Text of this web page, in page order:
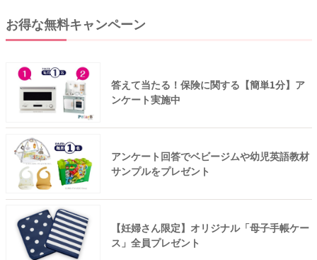
お得な無料キャンペーン
答えて当たる！保険に関する【簡単1分】ア
ンケート実施中
アンケート回答でベビージムや幼児英語教材
サンプルをプレゼント
【妊婦さん限定】オリジナル「母子手帳ケー
ス」全員プレゼント